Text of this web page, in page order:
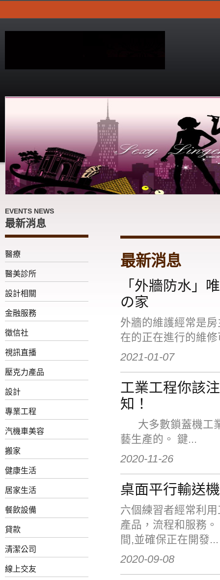
EVENTS NEWS
最新消息
醫療
醫美診所
設計相關
金融服務
徵信社
視訊直播
壓克力產品
設計
專業工程
汽機車美容
搬家
健康生活
居家生活
餐飲設備
貸款
清潔公司
線上交友
最新消息
「外牆防水」
の家
外牆的維護經常是
在的正在進行的維
2021-01-07
工業工程你該
知！
大多數鎖蓋機工
藝生產的。 鍵...
2020-11-26
桌面平行輸送
六個練習者經常利
產品，流程和服務
間,並確保正在開發...
2020-09-08